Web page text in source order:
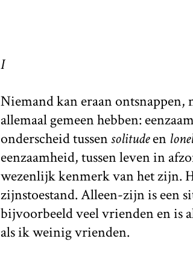
I
Niemand kan eraan
allemaal gemeen hebben:
onderscheid tussensolitudeen
eenzaamheid, tussen leven in
wezenlijk kenmerk van het zijn.
zijnstoestand. Alleen-zijn is een
bijvoorbeeld veel vrienden en is
als ik weinig vrienden.